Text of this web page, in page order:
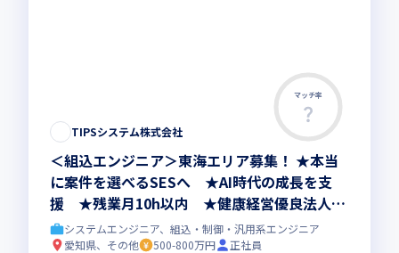
マッチ率
TIPSシステム株式会社
＜組込エンジニア＞東海エリア募集！ ★本当
に案件を選べるSESへ ★AI時代の成長を支
援 ★残業月10h以内 ★健康経営優良法人20
26認定
システムエンジニア、組込・制御・汎用系エンジニア
愛知県、その他
500-800万円
正社員